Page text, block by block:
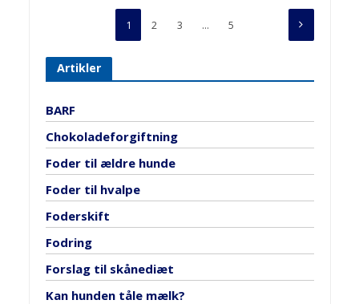
1 2 3 … 5
Artikler
BARF
Chokoladeforgiftning
Foder til ældre hunde
Foder til hvalpe
Foderskift
Fodring
Forslag til skånediæt
Kan hunden tåle mælk?